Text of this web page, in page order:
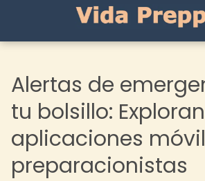
Alertas de
tu bolsillo:
aplicaciones
preparacionistas